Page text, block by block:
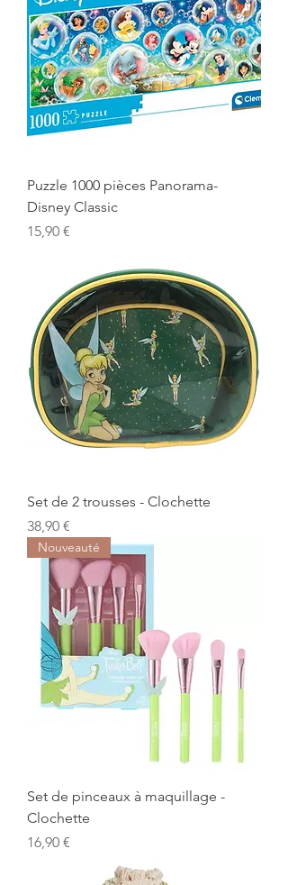
Puzzle 1000 pièces Panorama-
Disney Classic
Prix
15,90 €
Set de 2 trousses - Clochette
Prix
38,90 €
Nouveauté
Set de pinceaux à maquillage -
Clochette
Prix
16,90 €